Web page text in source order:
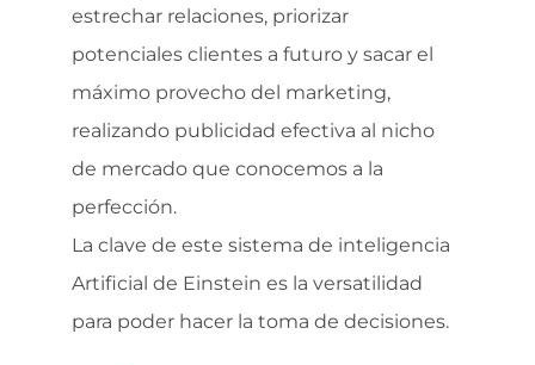
estrechar relaciones, priorizar
potenciales clientes a futuro y sacar el
máximo provecho del marketing,
realizando publicidad efectiva al nicho
de mercado que conocemos a la
perfección.
La clave de este sistema de inteligencia
Artificial de Einstein es la versatilidad
para poder hacer la toma de decisiones.